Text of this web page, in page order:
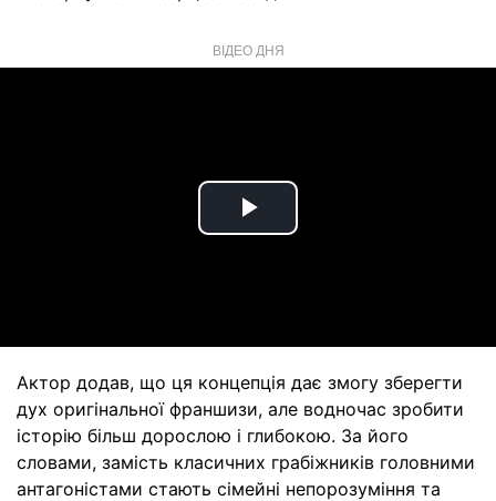
ВІДЕО ДНЯ
Play
Актор додав, що ця концепція дає змогу зберегти
дух оригінальної франшизи, але водночас зробити
історію більш дорослою і глибокою. За його
словами, замість класичних грабіжників головними
антагоністами стають сімейні непорозуміння та